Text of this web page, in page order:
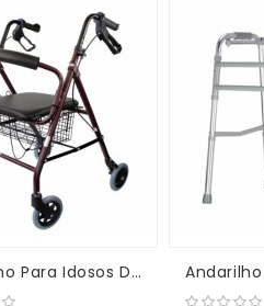
Andarilho Para Idosos Dobrável